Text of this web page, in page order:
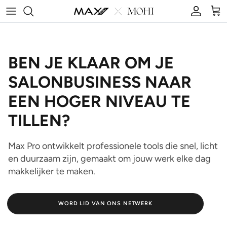
Skip to content
AccountCart
BEN JE KLAAR OM JE
SALONBUSINESS NAAR
EEN HOGER NIVEAU TE
TILLEN?
Max Pro ontwikkelt professionele tools die snel, licht
en duurzaam zijn, gemaakt om jouw werk elke dag
makkelijker te maken.
WORD LID VAN ONS NETWERK